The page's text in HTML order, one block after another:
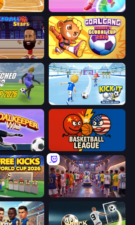
Basketball Hoop World 3D
Stars Goal Gang
Kick It – Fun Soccer Game
Wiz Basketball League
Free Kicks World Cup 2026 CG FC 26